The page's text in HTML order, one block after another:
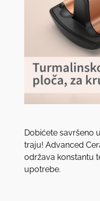
Dobićete savršeno
traju! Advanced
održava konstantu
upotrebe.